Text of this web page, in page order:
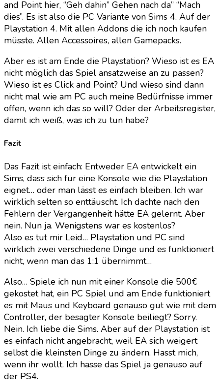
and Point hier, “Geh dahin” Gehen nach da” “Mach
dies”. Es ist also die PC Variante von Sims 4. Auf der
Playstation 4. Mit allen Addons die ich noch kaufen
müsste. Allen Accessoires, allen Gamepacks.
Aber es ist am Ende die Playstation? Wieso ist es EA
nicht möglich das Spiel ansatzweise an zu passen?
Wieso ist es Click and Point? Und wieso sind dann
nicht mal wie am PC auch meine Bedürfnisse immer
offen, wenn ich das so will? Oder der Arbeitsregister,
damit ich weiß, was ich zu tun habe?
Fazit
Das Fazit ist einfach: Entweder EA entwickelt ein
Sims, dass sich für eine Konsole wie die Playstation
eignet… oder man lässt es einfach bleiben. Ich war
wirklich selten so enttäuscht. Ich dachte nach den
Fehlern der Vergangenheit hätte EA gelernt. Aber
nein. Nun ja. Wenigstens war es kostenlos?
Also es tut mir Leid… Playstation und PC sind
wirklich zwei verschiedene Dinge und es funktioniert
nicht, wenn man das 1:1 übernimmt…
Also… Spiele ich nun mit einer Konsole die 500€
gekostet hat, ein PC Spiel und am Ende funktioniert
es mit Maus und Keyboard genauso gut wie mit dem
Controller, der besagter Konsole beiliegt? Sorry.
Nein. Ich liebe die Sims. Aber auf der Playstation ist
es einfach nicht angebracht, weil EA sich weigert
selbst die kleinsten Dinge zu ändern. Hasst mich,
wenn ihr wollt. Ich hasse das Spiel ja genauso auf
der PS4.